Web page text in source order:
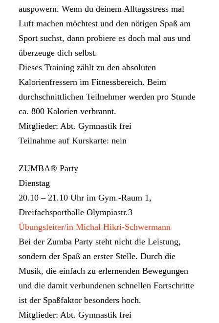
auspowern. Wenn du deinem Alltagsstress mal
Luft machen möchtest und den nötigen Spaß am
Sport suchst, dann probiere es doch mal aus und
überzeuge dich selbst.
Dieses Training zählt zu den absoluten
Kalorienfressern im Fitnessbereich. Beim
durchschnittlichen Teilnehmer werden pro Stunde
ca. 800 Kalorien verbrannt.
Mitglieder: Abt. Gymnastik frei
Teilnahme auf Kurskarte: nein
ZUMBA® Party
Dienstag
20.10 – 21.10 Uhr im Gym.-Raum 1,
Dreifachsporthalle Olympiastr.3
Übungsleiter/in Michal Hikri-Schwermann
Bei der Zumba Party steht nicht die Leistung,
sondern der Spaß an erster Stelle. Durch die
Musik, die einfach zu erlernenden Bewegungen
und die damit verbundenen schnellen Fortschritte
ist der Spaßfaktor besonders hoch.
Mitglieder: Abt. Gymnastik frei